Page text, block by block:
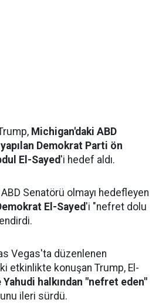
Michigan'daki ABD
Demokrat Parti ön
El-Sayed'i hedef aldı.
Senatörü olmayı hedefleyen
El-Sayed'i "nefret dolu
Vegas'ta düzenlenen
etkinlikte konuşan Trump, El-
Yahudi halkından "nefret eden"
ileri sürdü.